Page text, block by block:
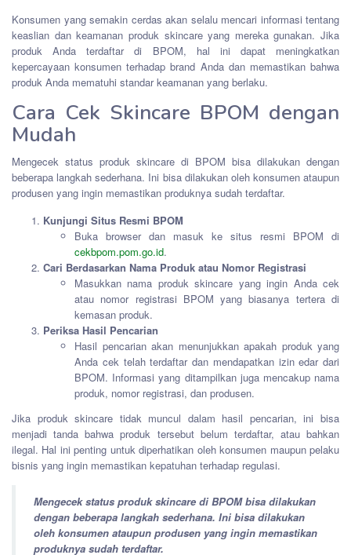
Konsumen yang semakin cerdas akan selalu mencari informasi tentang
keaslian dan keamanan produk skincare yang mereka gunakan. Jika
produk Anda terdaftar di BPOM, hal ini dapat meningkatkan
kepercayaan konsumen terhadap brand Anda dan memastikan bahwa
produk Anda mematuhi standar keamanan yang berlaku.
Cara Cek Skincare BPOM dengan
Mudah
Mengecek status produk skincare di BPOM bisa dilakukan dengan
beberapa langkah sederhana. Ini bisa dilakukan oleh konsumen ataupun
produsen yang ingin memastikan produknya sudah terdaftar.
Kunjungi Situs Resmi BPOM
Buka browser dan masuk ke situs resmi BPOM di
cekbpom.pom.go.id.
Cari Berdasarkan Nama Produk atau Nomor Registrasi
Masukkan nama produk skincare yang ingin Anda cek
atau nomor registrasi BPOM yang biasanya tertera di
kemasan produk.
Periksa Hasil Pencarian
Hasil pencarian akan menunjukkan apakah produk yang
Anda cek telah terdaftar dan mendapatkan izin edar dari
BPOM. Informasi yang ditampilkan juga mencakup nama
produk, nomor registrasi, dan produsen.
Jika produk skincare tidak muncul dalam hasil pencarian, ini bisa
menjadi tanda bahwa produk tersebut belum terdaftar, atau bahkan
ilegal. Hal ini penting untuk diperhatikan oleh konsumen maupun pelaku
bisnis yang ingin memastikan kepatuhan terhadap regulasi.
Mengecek status produk skincare di BPOM bisa dilakukan
dengan beberapa langkah sederhana. Ini bisa dilakukan
oleh konsumen ataupun produsen yang ingin memastikan
produknya sudah terdaftar.